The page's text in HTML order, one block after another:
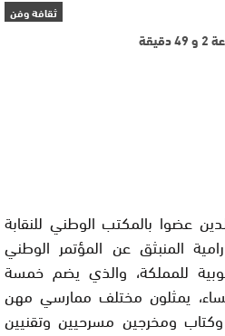
ثقافة وفن
عضوا بالمكتب الوطني للنقابة
المنبثق عن المؤتمر الوطني
للمملكة، والذي يضم خمسة
يمثلون مختلف ممارسي مهن
ومخرجين مسرحيين وتقنيين